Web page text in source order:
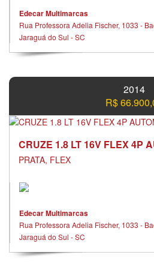
Edecar Multimarcas
Rua Professora Adelia Fischer, 1033 -
Jaraguá do Sul - SC
2014
R$
CRUZE 1.8 LT 16V FLEX 4P
PRATA, FLEX
Edecar Multimarcas
Rua Professora Adelia Fischer, 1033 -
Jaraguá do Sul - SC